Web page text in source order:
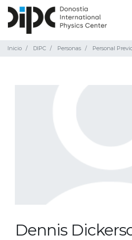
Inicio DIPC Personas Personal
Dennis